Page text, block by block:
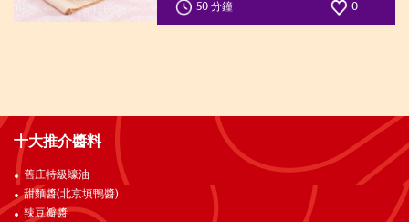
50 分鐘 0
十大推介醬料
舊庄特級蠔油
甜麵醬(北京填鴨醬)
辣豆瓣醬